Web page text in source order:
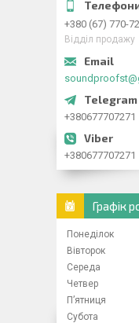
+380 (67) 770-
Відділ продажу
+380677707271
+380677707271
Графік
Понеділок
Вівторок
Середа
Четвер
Пʼятниця
Субота